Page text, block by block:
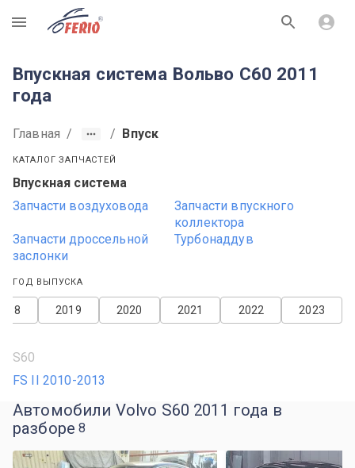
R
Впускная система Вольво С60 2011
года
Главная / / Впуск
КАТАЛОГ ЗАПЧАСТЕЙ
Впускная система
Запчасти воздуховода
Запчасти впускного
коллектора
Запчасти дроссельной
заслонки
Турбонаддув
ГОД ВЫПУСКА
2023
2022
2021
2020
2019
S60
FS II 2010-2013
Автомобили Volvo S60 2011 года в
разборе 8